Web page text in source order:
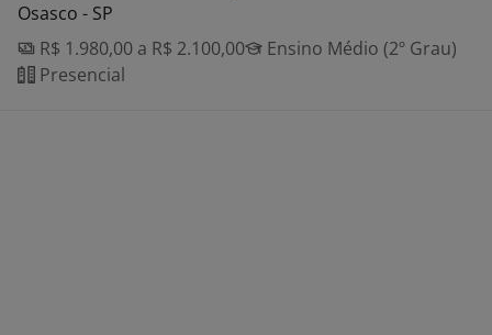
Osasco - SP
R$ 1.980,00 a R$ 2.100,00
Ensino Médio (2º Grau)
Presencial